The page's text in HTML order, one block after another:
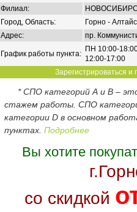
Филиал:
Город, Область:
Горно -
Адрес:
пр.
График работы пункта:
ПН 10:00-
12:00-17:00
Зарегистрироваться и
* СПО категорий А и В –
стажем работы. СПО
категории D в основном
пунктах. Подробнее
Вы хотите
со скидкой